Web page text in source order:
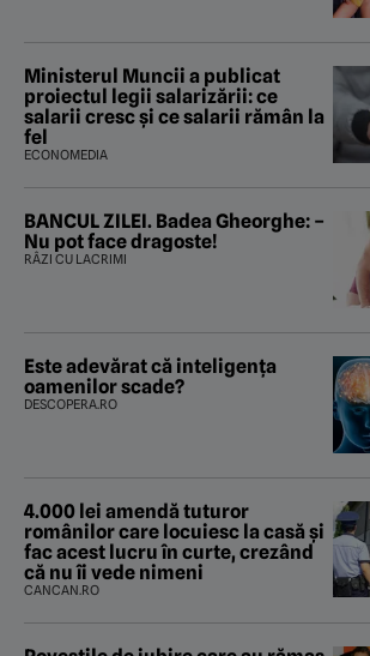
Ministerul Muncii a publicat
proiectul legii salarizării: ce
salarii cresc și ce salarii rămân la
fel
ECONOMEDIA
BANCUL ZILEI. Badea Gheorghe: –
Nu pot face dragoste!
RÂZI CU LACRIMI
Este adevărat că inteligența
oamenilor scade?
DESCOPERA.RO
4.000 lei amendă tuturor
românilor care locuiesc la casă și
fac acest lucru în curte, crezând
că nu îi vede nimeni
CANCAN.RO